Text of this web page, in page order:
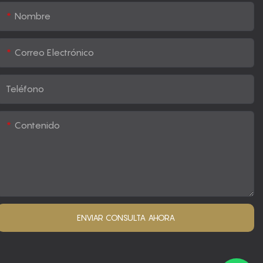
Nombre
Correo Electrónico
Teléfono
Contenido
ENVIAR CONSULTA AHORA